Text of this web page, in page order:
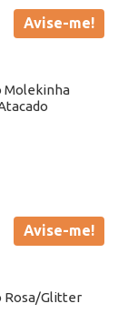
Avise-me!
Molekinha
Avise-me!
Rosa/Glitter